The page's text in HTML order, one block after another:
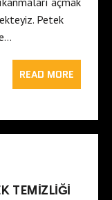
Petek
READ MORE
TEMIZLIĞI